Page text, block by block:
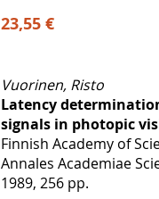
23,55 €
Vuorinen, Risto
Latency
signals in photopic
Finnish Academy of
Annales Academiae
1989, 256 pp.